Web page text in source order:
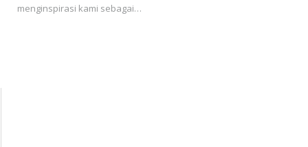
menginspirasi kami sebagai…